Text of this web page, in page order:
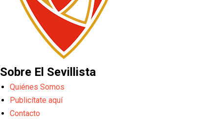
Sobre El Sevillista
Quiénes Somos
Publicítate aquí
Contacto